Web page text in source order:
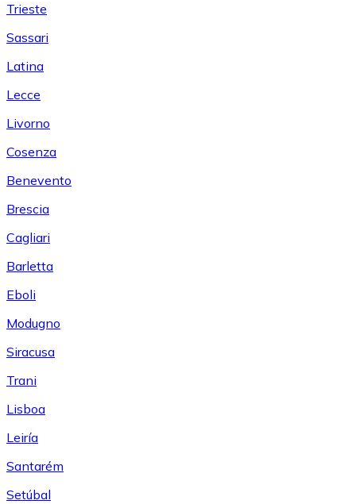
Trieste
Sassari
Latina
Lecce
Livorno
Cosenza
Benevento
Brescia
Cagliari
Barletta
Eboli
Modugno
Siracusa
Trani
Lisboa
Leiría
Santarém
Setúbal